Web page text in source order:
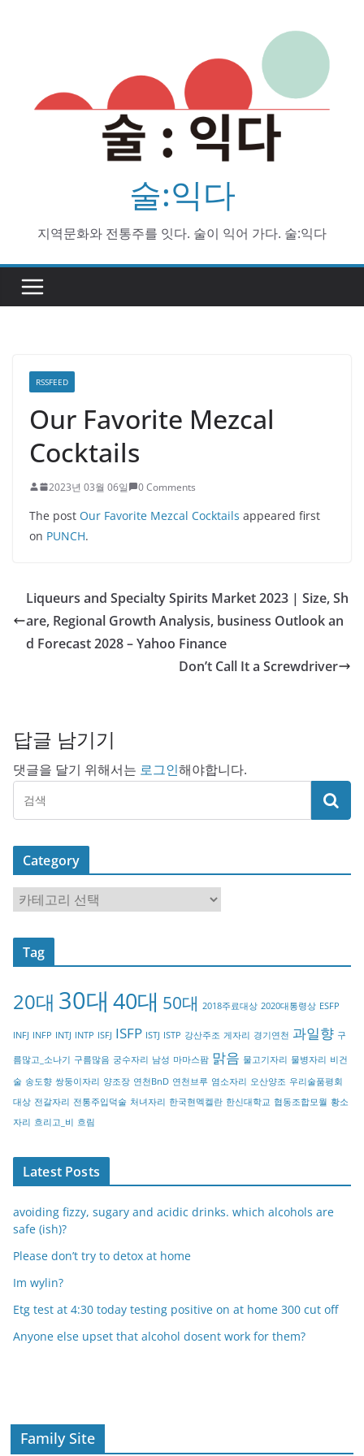
술:익다
지역문화와 전통주를 잇다. 술이 익어 가다. 술:익다
RSSFEED
Our Favorite Mezcal
Cocktails
2023년 03월 06일 0 Comments
The post Our Favorite Mezcal Cocktails appeared first
on PUNCH.
Liqueurs and Specialty Spirits Market 2023 | Size, Sh
are, Regional Growth Analysis, business Outlook an
d Forecast 2028 – Yahoo Finance
Don’t Call It a Screwdriver
답글 남기기
댓글을 달기 위해서는 로그인해야합니다.
Category
a
t
o
y
Tag
20대 30대 40대 50대 2018주료대상 2020대통령상 ESFP
INFJ INFP INTJ INTP ISFJ ISFP ISTJ ISTP 강산주조 게자리 경기연천 과일향 구
름많고_소나기 구름많음 궁수자리 남성 마마스팜 맑음 물고기자리 물병자리 비건
술 송도향 쌍둥이자리 양조장 연천BnD 연천브루 염소자리 오산양조 우리술품평회
대상 전갈자리 전통주입덕술 처녀자리 한국현멕켈란 한신대학교 협동조합모월 황소
자리 흐리고_비 흐림
Latest Posts
avoiding fizzy, sugary and acidic drinks. which alcohols are
safe (ish)?
Please don’t try to detox at home
Im wylin?
Etg test at 4:30 today testing positive on at home 300 cut off
Anyone else upset that alcohol dosent work for them?
Family Site